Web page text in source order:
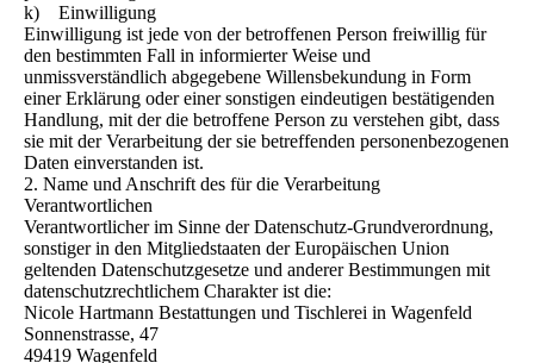
k) Einwilligung
Einwilligung ist jede von der betroffenen Person freiwillig für
den bestimmten Fall in informierter Weise und
unmissverständlich abgegebene Willensbekundung in Form
einer Erklärung oder einer sonstigen eindeutigen bestätigenden
Handlung, mit der die betroffene Person zu verstehen gibt, dass
sie mit der Verarbeitung der sie betreffenden personenbezogenen
Daten einverstanden ist.
2. Name und Anschrift des für die Verarbeitung
Verantwortlichen
Verantwortlicher im Sinne der Datenschutz-Grundverordnung,
sonstiger in den Mitgliedstaaten der Europäischen Union
geltenden Datenschutzgesetze und anderer Bestimmungen mit
datenschutzrechtlichem Charakter ist die:
Nicole Hartmann Bestattungen und Tischlerei in Wagenfeld
Sonnenstrasse, 47
49419 Wagenfeld